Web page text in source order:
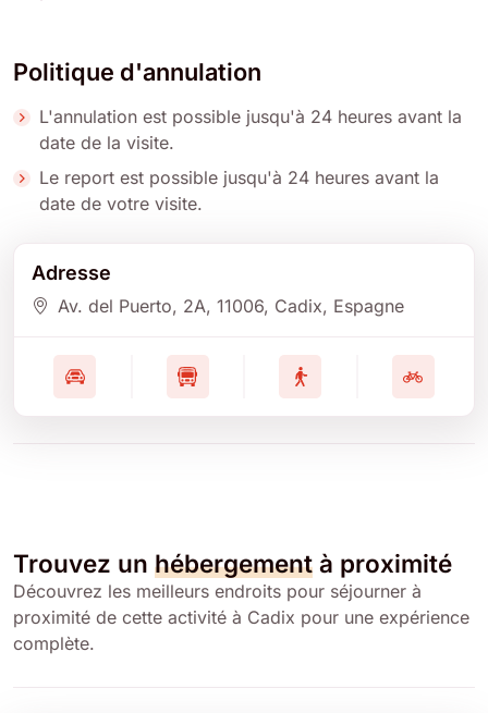
Politique d'annulation
L'annulation est possible jusqu'à 24 heures avant la
date de la visite.
Le report est possible jusqu'à 24 heures avant la
date de votre visite.
Adresse
Av. del Puerto, 2A, 11006, Cadix, Espagne
Trouvez un hébergement à proximité
Découvrez les meilleurs endroits pour séjourner à
proximité de cette activité à Cadix pour une expérience
complète.